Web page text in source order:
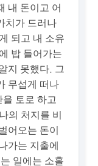
내 돈이고 어
치가 드러나
되고 내 소유
밥 들어가는
지 못했다. 그
무섭게 떠나
토로 하고
의 처지를 비
어오는 돈이
가는 지출에
일에는 소홀